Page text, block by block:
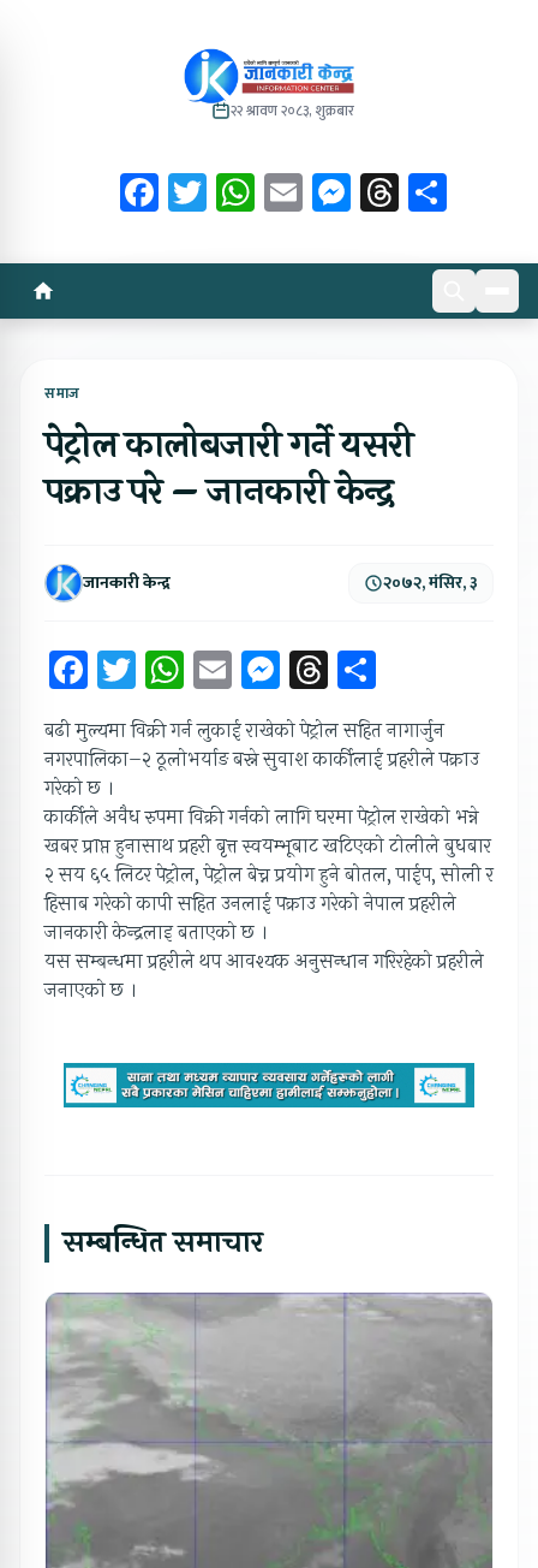
२२ श्रावण २०८३, शुक्रबार
Facebook
Twitter
WhatsApp
EmailMessenger
Threads
समाज
पेट्रोल कालोबजारी गर्ने यसरी
पक्राउ परे – जानकारी केन्द्र
जानकारी केन्द्र २०७२, मंसिर, ३
Facebook
Twitter
WhatsApp
EmailMessenger
Threads
बढी मुल्यमा विक्री गर्न लुकाई राखेको पेट्रोल सहित नागार्जुन
नगरपालिका–२ ठूलोभर्याङ बस्ने सुवाश कार्कीलाई प्रहरीले पक्राउ
गरेको छ ।
कार्कीले अवैध रुपमा विक्री गर्नको लागि घरमा पेट्रोल राखेको भन्ने
खबर प्राप्त हुनासाथ प्रहरी बृत्त स्वयम्भूबाट खटिएको टोलीले बुधबार
२ सय ६५ लिटर पेट्रोल, पेट्रोल बेच्न प्रयोग हुने बोतल, पाईप, सोली र
हिसाब गरेको कापी सहित उनलाई पक्राउ गरेको नेपाल प्रहरीले
जानकारी केन्द्रलाइ बताएको छ ।
यस सम्बन्धमा प्रहरीले थप आवश्यक अनुसन्धान गरिरहेको प्रहरीले
जनाएको छ ।
सम्बन्धित समाचार